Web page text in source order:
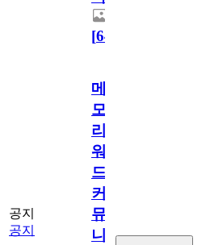
[64
공지
공지
메
모
리
워
드
커
뮤
니